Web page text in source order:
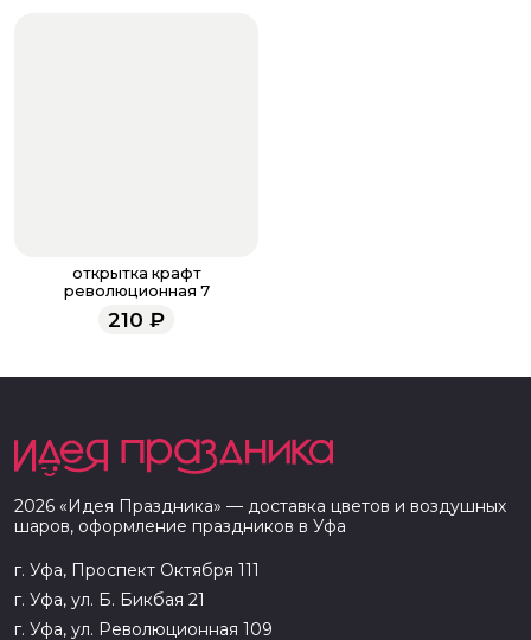
открытка крафт
революционная 7
210 ₽
2026 «Идея Праздника» — доставка цветов и воздушных
шаров, оформление праздников в Уфа
г. Уфа, Проспект Октября 111
г. Уфа, ул. Б. Бикбая 21
г. Уфа, ул. Революционная 109